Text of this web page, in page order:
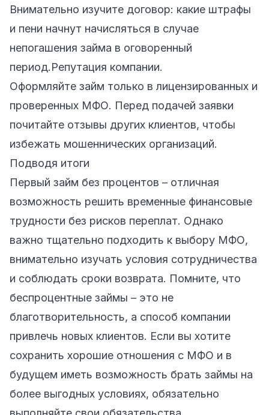
Внимательно изучите договор: какие штрафы
и пени начнут начисляться в случае
непогашения займа в оговоренный
период.Репутация компании.
Оформляйте займ только в лицензированных и
проверенных МФО. Перед подачей заявки
почитайте отзывы других клиентов, чтобы
избежать мошеннических организаций.
Подводя итоги
Первый займ без процентов – отличная
возможность решить временные финансовые
трудности без рисков переплат. Однако
важно тщательно подходить к выбору МФО,
внимательно изучать условия сотрудничества
и соблюдать сроки возврата. Помните, что
беспроцентные займы – это не
благотворительность, а способ компании
привлечь новых клиентов. Если вы хотите
сохранить хорошие отношения с МФО и в
будущем иметь возможность брать займы на
более выгодных условиях, обязательно